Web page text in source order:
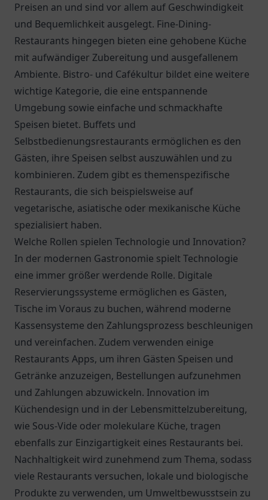
Preisen an und sind vor allem auf Geschwindigkeit
und Bequemlichkeit ausgelegt. Fine-Dining-
Restaurants hingegen bieten eine gehobene Küche
mit aufwändiger Zubereitung und ausgefallenem
Ambiente. Bistro- und Cafékultur bildet eine weitere
wichtige Kategorie, die eine entspannende
Umgebung sowie einfache und schmackhafte
Speisen bietet. Buffets und
Selbstbedienungsrestaurants ermöglichen es den
Gästen, ihre Speisen selbst auszuwählen und zu
kombinieren. Zudem gibt es themenspezifische
Restaurants, die sich beispielsweise auf
vegetarische, asiatische oder mexikanische Küche
spezialisiert haben.
Welche Rollen spielen Technologie und Innovation?
In der modernen Gastronomie spielt Technologie
eine immer größer werdende Rolle. Digitale
Reservierungssysteme ermöglichen es Gästen,
Tische im Voraus zu buchen, während moderne
Kassensysteme den Zahlungsprozess beschleunigen
und vereinfachen. Zudem verwenden einige
Restaurants Apps, um ihren Gästen Speisen und
Getränke anzuzeigen, Bestellungen aufzunehmen
und Zahlungen abzuwickeln. Innovation im
Küchendesign und in der Lebensmittelzubereitung,
wie Sous-Vide oder molekulare Küche, tragen
ebenfalls zur Einzigartigkeit eines Restaurants bei.
Nachhaltigkeit wird zunehmend zum Thema, sodass
viele Restaurants versuchen, lokale und biologische
Produkte zu verwenden, um Umweltbewusstsein zu